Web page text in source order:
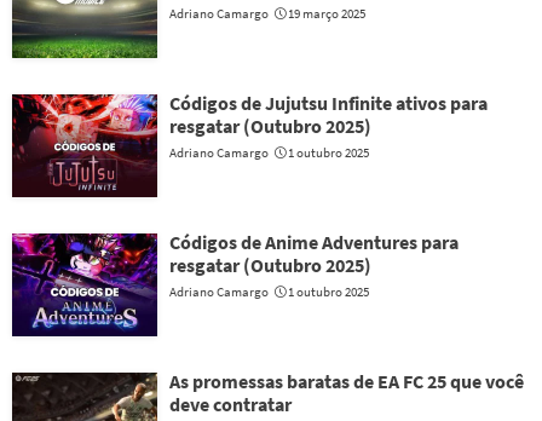
Adriano Camargo 19 março 2025
Códigos de Jujutsu Infinite ativos para
resgatar (Outubro 2025)
Adriano Camargo 1 outubro 2025
Códigos de Anime Adventures para
resgatar (Outubro 2025)
Adriano Camargo 1 outubro 2025
As promessas baratas de EA FC 25 que você
deve contratar